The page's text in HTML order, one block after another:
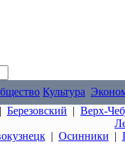
Культура
| Березовский | Верх-
| Осинники |